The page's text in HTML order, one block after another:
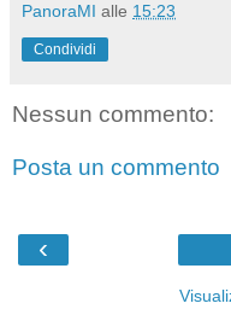
PanoraMI alle 15:23
Condividi
Nessun commento:
Posta un commento
‹